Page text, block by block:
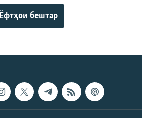
Ёфтҳои бештар